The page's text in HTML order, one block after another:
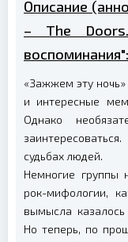
Описание
– The
воспоминания":
«Зажжем эту
и интересные
Однако
судьбах людей.
Немногие группы
рок-мифологии,
вымысла
Но теперь, по